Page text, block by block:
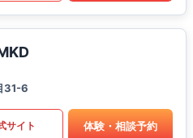
31-6
サイト 体験・相談予約